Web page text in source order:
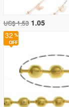
32
US$ 1.53 1.05